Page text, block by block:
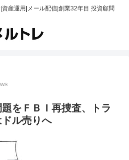
産運用|メール配信|創業32年目 投資顧問
をＦＢＩ再捜査、トラ
ル売りへ